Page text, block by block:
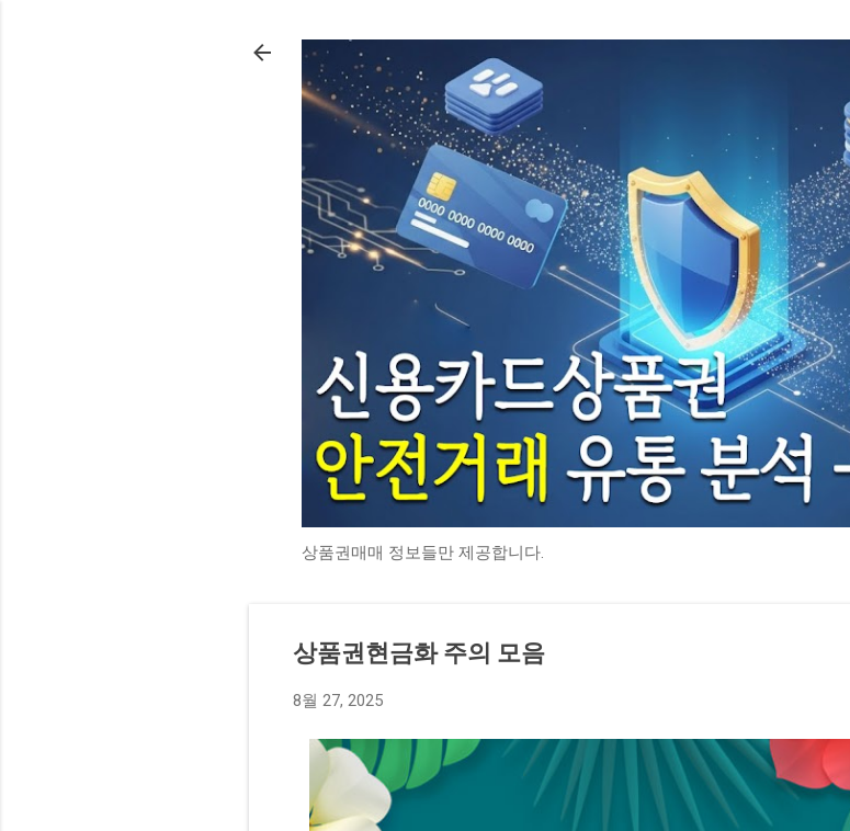
상품권매매 정보들만 제공합니다.
상품권현금화 주의 모음
8월 27, 2025